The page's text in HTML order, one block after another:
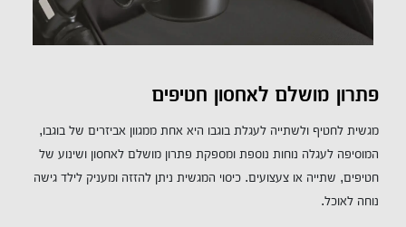
פתרון מושלם לאחסון חטיפים
מגשית לחטיף ולשתייה לעגלת בוגבו היא אחת ממגוון אביזרים של בוגבו,
המוסיפה לעגלה נוחות נוספת ומספקת פתרון מושלם לאחסון ושינוע של
חטיפים, שתייה או צעצועים. כיסוי המגשית ניתן להזזה ומעניק לילד גישה
נוחה לאוכל.